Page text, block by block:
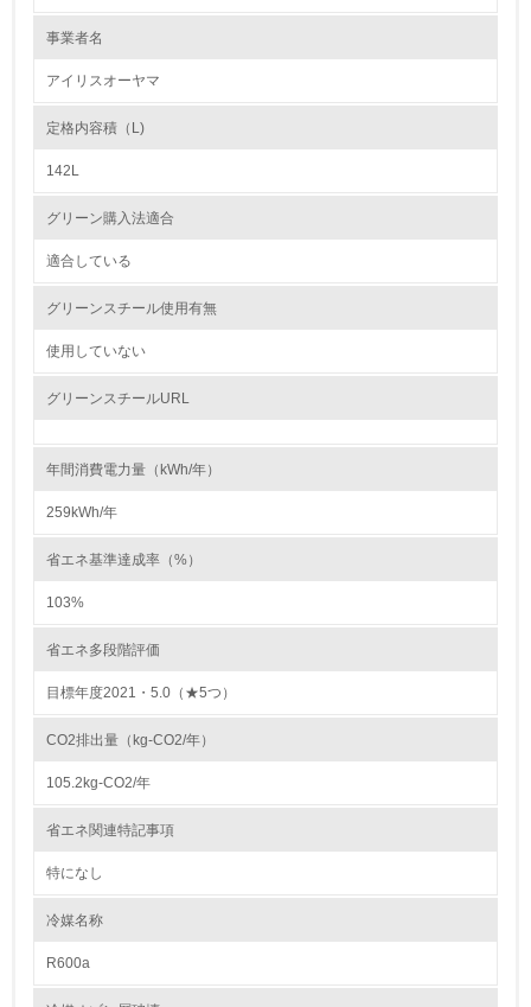
かしている
従業員が環境方針に基づいて自分の業務の中で行うべき環
→ 導入している規格名 ISO14001
第三者認証を取得している
2.環境への取り組み
事業者名
アイリスオーヤマ
定格内容積（L)
142L
グリーン購入法適合
適合している
グリーンスチール使用有無
使用していない
グリーンスチールURL
年間消費電力量（kWh/年）
259kWh/年
省エネ基準達成率（%）
103%
省エネ多段階評価
目標年度2021・5.0（★5つ）
CO2排出量（kg-CO2/年）
105.2kg-CO2/年
省エネ関連特記事項
特になし
冷媒名称
R600a